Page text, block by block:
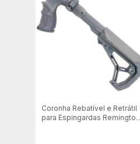
Coronha Rebatível e Retrátil
para Espingardas Remington